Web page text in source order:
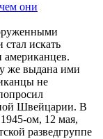
они
искать
американцев.
же выдана ими
не
Швейцарии. В
ом, 12 мая,
разведгруппе